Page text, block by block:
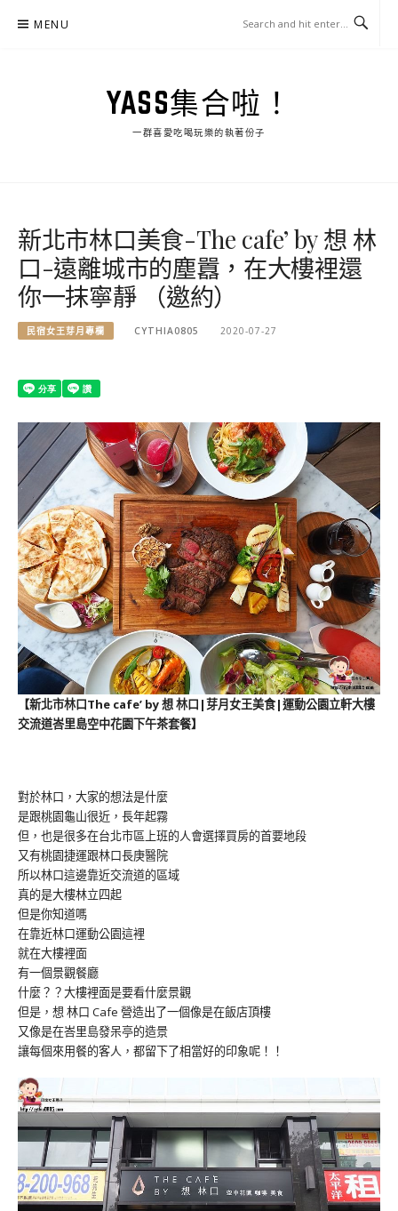
MENU
YASS集合啦！
一群喜愛吃喝玩樂的執著份子
新北市林口美食-The cafe’ by 想 林
口-遠離城市的塵囂，在大樓裡還
你一抹寧靜 （邀約）
民宿女王芽月專欄 CYTHIA0805 2020-07-27
【新北市林口The cafe’ by 想 林口|芽月女王美食|運動公園立軒大樓
交流道峇里島空中花園下午茶套餐】
對於林口，大家的想法是什麼
是跟桃園龜山很近，長年起霧
但，也是很多在台北市區上班的人會選擇買房的首要地段
又有桃園捷運跟林口長庚醫院
所以林口這邊靠近交流道的區域
真的是大樓林立四起
但是你知道嗎
在靠近林口運動公園這裡
就在大樓裡面
有一個景觀餐廳
什麼？？大樓裡面是要看什麼景觀
但是，想 林口 Cafe 營造出了一個像是在飯店頂樓
又像是在峇里島發呆亭的造景
讓每個來用餐的客人，都留下了相當好的印象呢！！